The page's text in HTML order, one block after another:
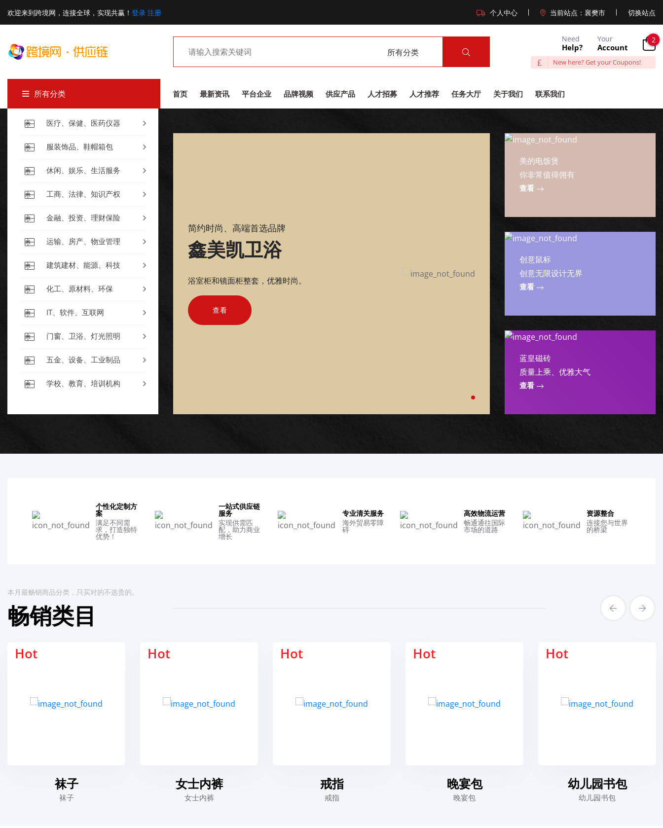
欢迎来到跨境网，连接全球，实现共赢！ 登录 注册 个人中心 当前站点： 襄樊市 切换站点
所有分类
Need
Help?
Your
Account
2
£ New here? Get your Coupons!
所有分类 首页 最新资讯 平台企业 品牌视频 供应产品 人才招募 人才推荐 任务大厅 关于我们 联系我们
医疗、保健、医药仪器
服装饰品、鞋帽箱包
休闲、娱乐、生活服务
工商、法律、知识产权
金融、投资、理财保险
运输、房产、物业管理
建筑建材、能源、科技
化工、原材料、环保
IT、软件、互联网
门窗、卫浴、灯光照明
五金、设备、工业制品
学校、教育、培训机构
简约时尚、高端首选品牌
鑫美凯卫浴
浴室柜和镜面柜整套，优雅时尚。
查看
美的电饭煲
你非常值得佣有
查看
创意鼠标
创意无限设计无界
查看
蓝皇磁砖
质量上乘、优雅大气
查看
个性化定制方
案
满足不同需
求，打造独特
优势！
一站式供应链
服务
实现供需匹
配，助力商业
增长
专业清关服务
海外贸易零障
碍
高效物流运营
畅通通往国际
市场的道路
资源整合
连接您与世界
的桥梁
本月最畅销商品分类，只买对的不选贵的。
畅销类目
男式